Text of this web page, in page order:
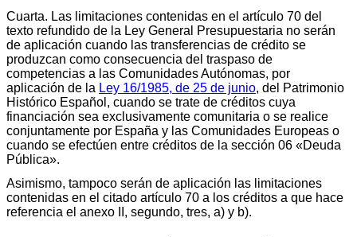
Cuarta. Las limitaciones contenidas en el artículo 70 del
texto refundido de la Ley General Presupuestaria no serán
de aplicación cuando las transferencias de crédito se
produzcan como consecuencia del traspaso de
competencias a las Comunidades Autónomas, por
aplicación de la Ley 16/1985, de 25 de junio, del Patrimonio
Histórico Español, cuando se trate de créditos cuya
financiación sea exclusivamente comunitaria o se realice
conjuntamente por España y las Comunidades Europeas o
cuando se efectúen entre créditos de la sección 06 «Deuda
Pública».
Asimismo, tampoco serán de aplicación las limitaciones
contenidas en el citado artículo 70 a los créditos a que hace
referencia el anexo II, segundo, tres, a) y b).